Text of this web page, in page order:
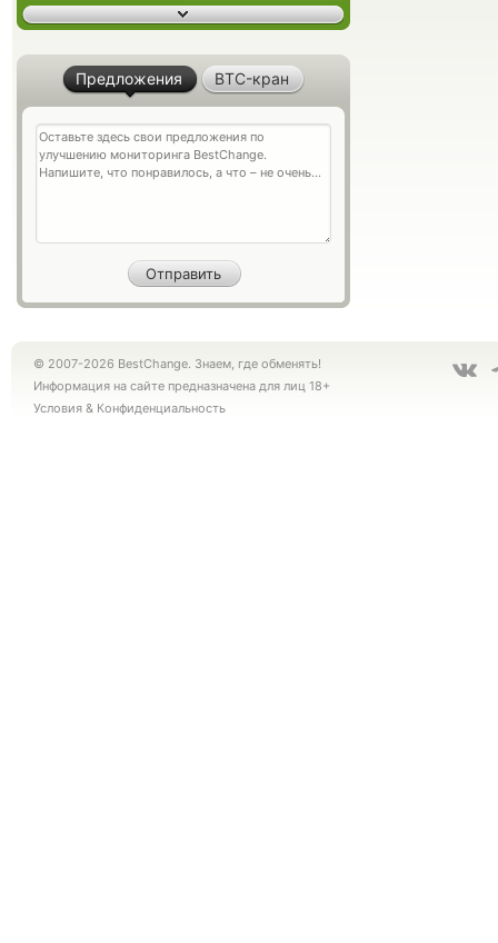
Предложения BTC-кран
© 2007-2026 BestChange. Знаем, где обменять!
Информация на сайте предназначена для лиц 18+
Условия & Конфиденциальность